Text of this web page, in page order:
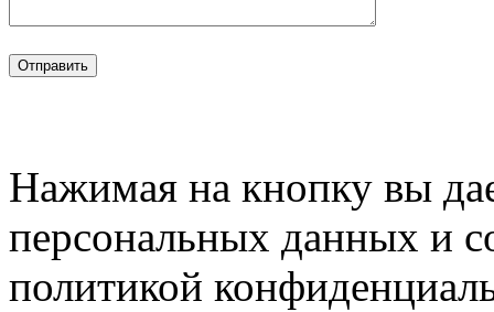
Нажимая на кнопку вы
персональных данных и
политикой